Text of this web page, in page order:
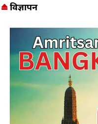
विज्ञापन